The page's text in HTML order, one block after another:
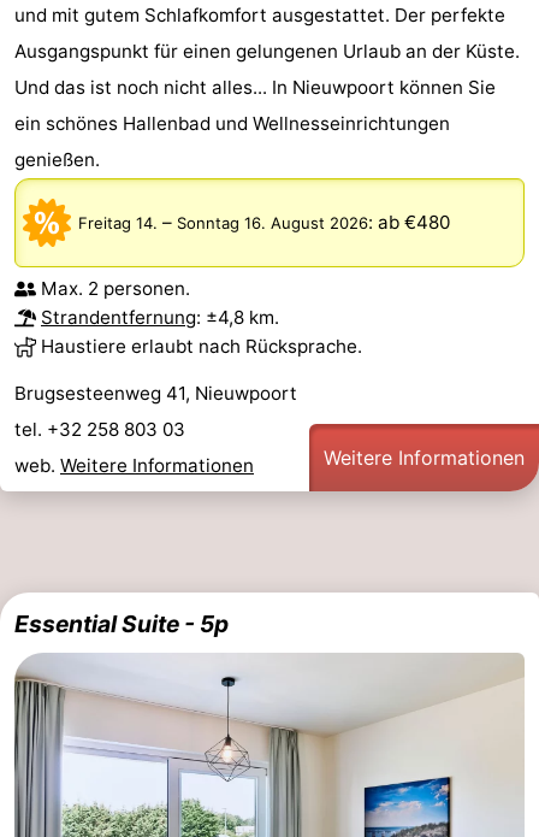
und mit gutem Schlafkomfort ausgestattet. Der perfekte
Ausgangspunkt für einen gelungenen Urlaub an der Küste.
Und das ist noch nicht alles... In Nieuwpoort können Sie
ein schönes Hallenbad und Wellnesseinrichtungen
genießen.
Freitag 14. – Sonntag 16. August 2026: ab €480
Max. 2 personen.
Strandentfernung: ±4,8 km.
Haustiere erlaubt nach Rücksprache.
Brugsesteenweg 41, Nieuwpoort
tel. +32 258 803 03
web. Weitere Informationen Weitere Informationen
Essential Suite - 5p